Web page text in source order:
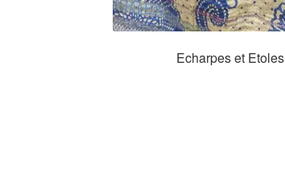
Echarpes et Etoles